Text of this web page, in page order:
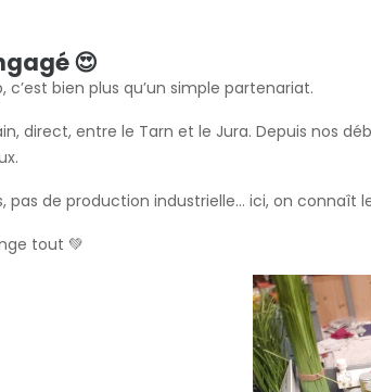
😍
c’est bien plus qu’un simple partenariat.
direct, entre le Tarn et le Jura. Depuis nos
pas de production industrielle… ici, on
tout 💚